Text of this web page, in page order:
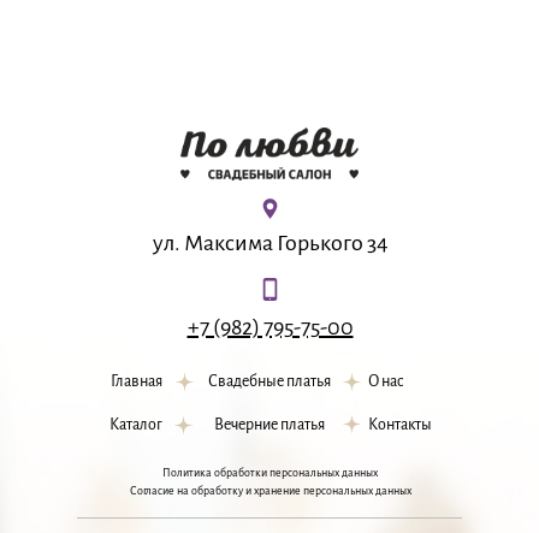
ул. Максима Горького 34
Политика обработки персональных данных
Согласие на обработку и хранение персональных данных
+7 (982) 795-75-00
Контакты
О нас
Каталог Вечерние платья
Свадебные платья
Главная